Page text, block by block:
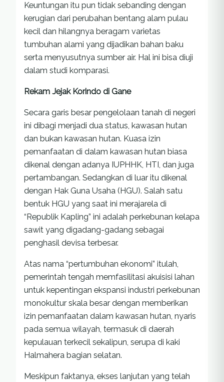
Keuntungan itu pun tidak sebanding dengan
kerugian dari perubahan bentang alam pulau
kecil dan hilangnya beragam varietas
tumbuhan alami yang dijadikan bahan baku
serta menyusutnya sumber air. Hal ini bisa diuji
dalam studi komparasi.
Rekam Jejak Korindo di Gane
Secara garis besar pengelolaan tanah di negeri
ini dibagi menjadi dua status, kawasan hutan
dan bukan kawasan hutan. Kuasa izin
pemanfaatan di dalam kawasan hutan biasa
dikenal dengan adanya IUPHHK, HTI, dan juga
pertambangan. Sedangkan di luar itu dikenal
dengan Hak Guna Usaha (HGU). Salah satu
bentuk HGU yang saat ini merajarela di
“Republik Kapling” ini adalah perkebunan kelapa
sawit yang digadang-gadang sebagai
penghasil devisa terbesar.
Atas nama “pertumbuhan ekonomi” itulah,
pemerintah tengah memfasilitasi akuisisi lahan
untuk kepentingan ekspansi industri perkebunan
monokultur skala besar dengan memberikan
izin pemanfaatan dalam kawasan hutan, nyaris
pada semua wilayah, termasuk di daerah
kepulauan terkecil sekalipun, serupa di kaki
Halmahera bagian selatan.
Meskipun faktanya, ekses lanjutan yang telah